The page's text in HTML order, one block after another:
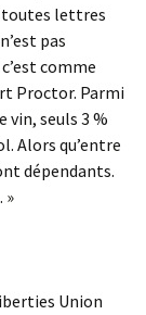
toutes lettres
pas
comme
Proctor. Parmi
vin, seuls 3 %
Alors qu’entre
dépendants.
»
Union